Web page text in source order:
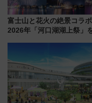
富士山と花火の絶景コラボ
2026年「河口湖湖上祭」